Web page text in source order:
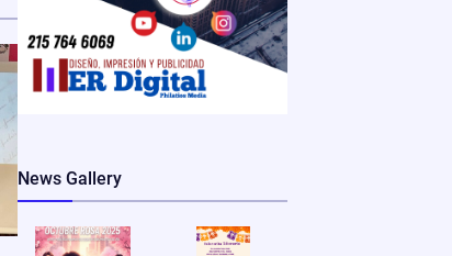
News Gallery